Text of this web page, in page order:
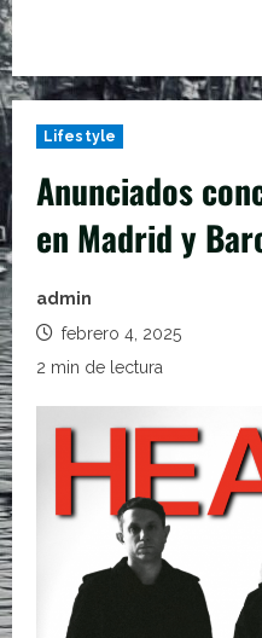
Lifestyle
Anunciados
en Madrid y
admin
febrero 4, 2025
2 min de lectura